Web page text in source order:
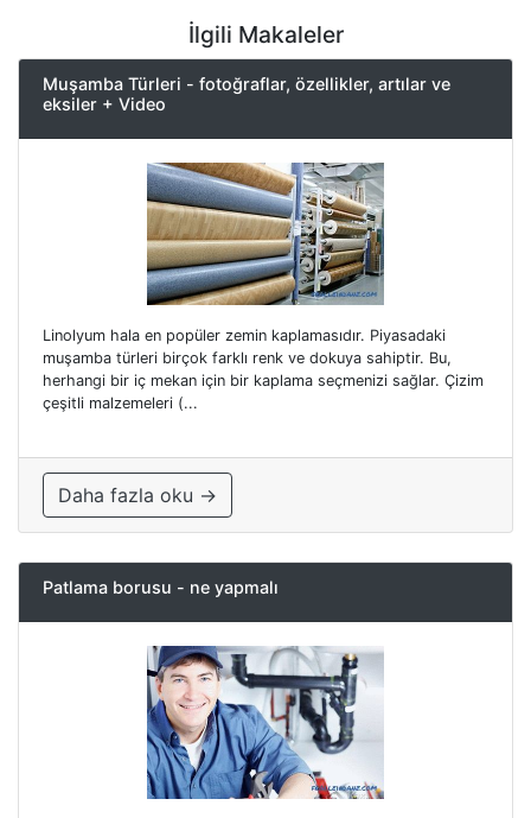
İlgili Makaleler
Muşamba Türleri - fotoğraflar, özellikler, artılar ve
eksiler + Video
Linolyum hala en popüler zemin kaplamasıdır. Piyasadaki
muşamba türleri birçok farklı renk ve dokuya sahiptir. Bu,
herhangi bir iç mekan için bir kaplama seçmenizi sağlar. Çizim
çeşitli malzemeleri (...
Daha fazla oku →
Patlama borusu - ne yapmalı